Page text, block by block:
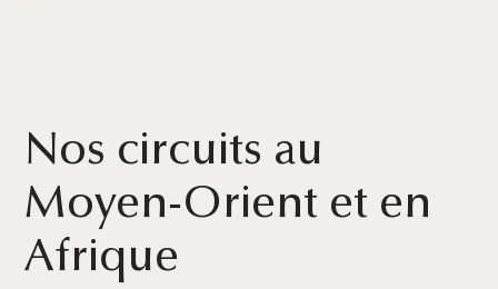
Nos circuits au
Moyen-Orient et en
Afrique